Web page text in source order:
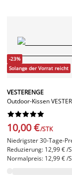
-23%
Solange der Vorrat reicht
VESTERENGE
Outdoor-Kissen






10,00 €/STK
Niedrigster 30-Tage-
Reduzierung: 12,99 € /
Normalpreis: 12,99 € /